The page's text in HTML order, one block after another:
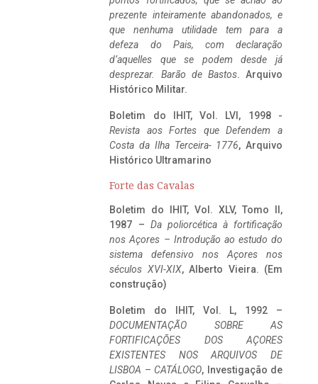
prezente inteiramente abandonados, e
que nenhuma utilidade tem para a
defeza do Pais, com declaração
d’aquelles que se podem desde já
desprezar. Barão de Bastos. Arquivo
Histórico Militar.
Boletim do IHIT, Vol. LVI, 1998 -
Revista aos Fortes que Defendem a
Costa da Ilha Terceira- 1776, Arquivo
Histórico Ultramarino
Forte das Cavalas
Boletim do IHIT, Vol. XLV, Tomo II,
1987 – Da poliorcética à fortificação
nos Açores – Introdução ao estudo do
sistema defensivo nos Açores nos
séculos XVI-XIX, Alberto Vieira. (Em
construção)
Boletim do IHIT, Vol. L, 1992 –
DOCUMENTAÇÃO SOBRE AS
FORTIFICAÇÕES DOS AÇORES
EXISTENTES NOS ARQUIVOS DE
LISBOA – CATÁLOGO, Investigação de